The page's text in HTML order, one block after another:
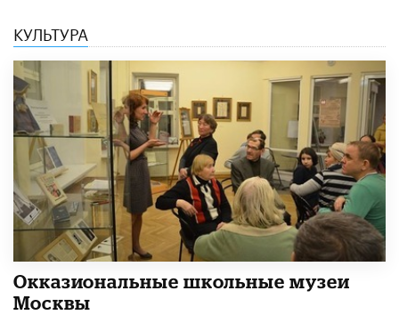
КУЛЬТУРА
​Окказиональные школьные музеи
Москвы